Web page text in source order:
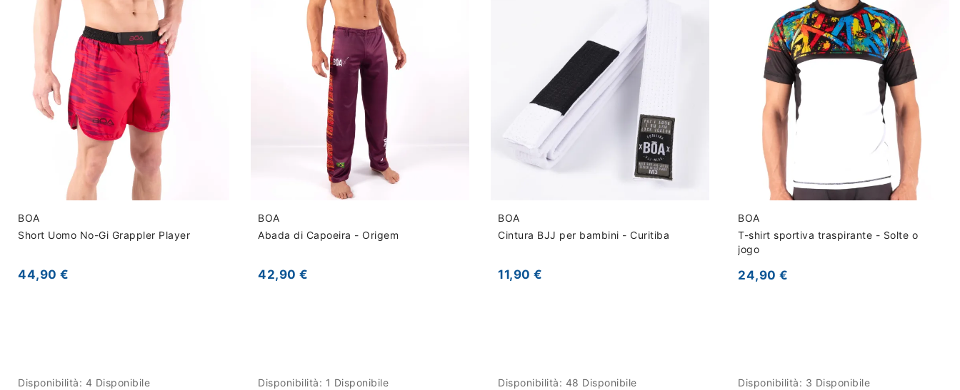
BOA
Short Uomo No-Gi Grappler Player
44,90 €
Disponibilità: 4 Disponibile
BOA
Abada di Capoeira - Origem
42,90 €
Disponibilità: 1 Disponibile
BOA
Cintura BJJ per bambini - Curitiba
11,90 €
Disponibilità: 48 Disponibile
BOA
T-shirt sportiva traspirante - Solte o
jogo
24,90 €
Disponibilità: 3 Disponibile